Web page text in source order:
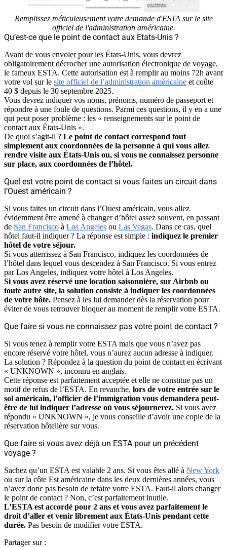
Remplissez méticuleusement votre demande d'ESTA sur le site
officiel de l'administration américaine.
Qu’est-ce que le point de contact aux Etats-Unis ?
Avant de vous envoler pour les États-Unis, vous devrez
obligatoirement décrocher une autorisation électronique de voyage,
le fameux ESTA. Cette autorisation est à remplir au moins 72h avant
votre vol sur le site officiel de l’administration américaine et coûte
40 $ depuis le 30 septembre 2025.
Vous devrez indiquer vos noms, prénoms, numéro de passeport et
répondre à une foule de questions. Parmi ces questions, il y en a une
qui peut poser problème : les « renseignements sur le point de
contact aux États-Unis ».
De quoi s’agit-il ? Le point de contact correspond tout
simplement aux coordonnées de la personne à qui vous allez
rendre visite aux États-Unis ou, si vous ne connaissez personne
sur place, aux coordonnées de l’hôtel.
Quel est votre point de contact si vous faites un circuit dans
l’Ouest américain ?
Si vous faites un circuit dans l’Ouest américain, vous allez
évidemment être amené à changer d’hôtel assez souvent, en passant
de San Francisco à Los Angeles ou Las Vegas. Dans ce cas, quel
hôtel faut-il indiquer ? La réponse est simple : indiquez le premier
hôtel de votre séjour.
Si vous atterrissez à San Francisco, indiquez les coordonnées de
l’hôtel dans lequel vous descendez à San Francisco. Si vous entrez
par Los Angeles, indiquez votre hôtel à Los Angeles.
Si vous avez réservé une location saisonnière, sur Airbnb ou
toute autre site, la solution consiste à indiquer les coordonnées
de votre hôte. Pensez à les lui demander dès la réservation pour
éviter de vous retrouver bloquer au moment de remplir votre ESTA.
Que faire si vous ne connaissez pas votre point de contact ?
Si vous tenez à remplir votre ESTA mais que vous n’avez pas
encore réservé votre hôtel, vous n’aurez aucun adresse à indiquer.
La solution ? Répondez à la question du point de contact en écrivant
« UNKNOWN », inconnu en anglais.
Cette réponse est parfaitement acceptée et elle ne constitue pas un
motif de refus de l’ESTA. En revanche, lors de votre entrée sur le
sol américain, l’officier de l’immigration vous demandera peut-
être de lui indiquer l’adresse où vous séjournerez. Si vous avez
répondu « UNKNOWN », je vous conseille d’avoir une copie de la
réservation hôtelière sur vous.
Que faire si vous avez déjà un ESTA pour un précédent
voyage ?
Sachez qu’un ESTA est valable 2 ans. Si vous êtes allé à New York
ou sur la côte Est américaine dans les deux dernières années, vous
n’avez donc pas besoin de refaire votre ESTA. Faut-il alors changer
le point de contact ? Non, c’est parfaitement inutile.
L’ESTA est accordé pour 2 ans et vous avez parfaitement le
droit d’aller et venir librement aux États-Unis pendant cette
durée. Pas besoin de modifier votre ESTA.
Partager sur :